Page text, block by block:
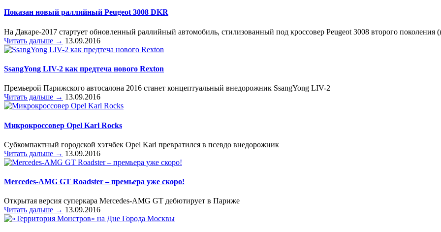
Показан новый раллийный Peugeot 3008 DKR
На Дакаре-2017 стартует обновленный раллийный автомобиль, стилизованный под кроссовер Peugeot 3008 второго поколения
Читать дальше → 13.09.2016
SsangYong LIV-2 как предтеча нового Rexton
Премьерой Парижского автосалона 2016 станет концептуальный внедорожник SsangYong LIV-2
Читать дальше → 13.09.2016
Микрокроссовер Opel Karl Rocks
Субкомпактный городской хэтчбек Opel Karl превратился в псевдо внедорожник
Читать дальше → 13.09.2016
Mercedes-AMG GT Roadster – премьера уже скоро!
Открытая версия суперкара Mercedes-AMG GT дебютирует в Париже
Читать дальше → 13.09.2016